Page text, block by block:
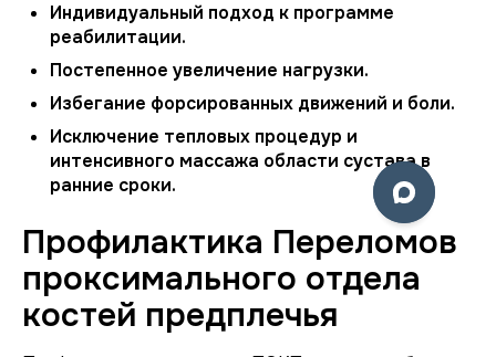
Индивидуальный подход к программе
реабилитации.
Постепенное увеличение нагрузки.
Избегание форсированных движений и боли.
Исключение тепловых процедур и
интенсивного массажа области сустава в
ранние сроки.
Профилактика Переломов
проксимального отдела
костей предплечья